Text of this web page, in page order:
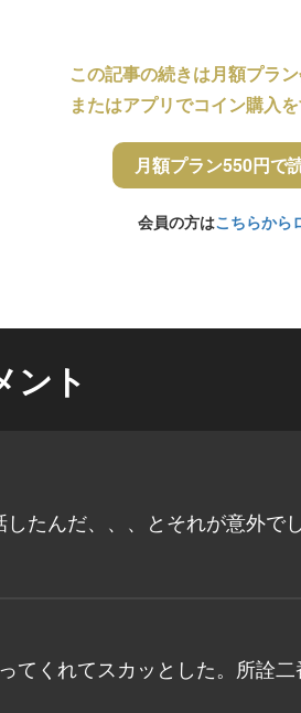
この記事の続きは月額プラン
またはアプリでコイン購入
月額プラン550円で
会員の方はこちらから
ント
たんだ、、、とそれが意外で
てくれてスカッとした。所詮二